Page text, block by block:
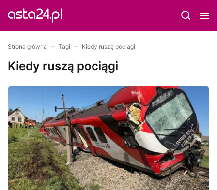
Strona główna Tagi Kiedy ruszą pociągi
Kiedy ruszą pociągi